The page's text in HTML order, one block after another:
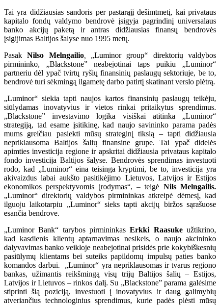
Tai yra didžiausias sandoris per pastarąjį dešimtmetį, kai privataus
kapitalo fondų valdymo bendrovė įsigyja pagrindinį universalaus
banko akcijų paketą ir antras didžiausias finansų bendrovės
įsigijimas Baltijos šalyse nuo 1995 metų.
Pasak Nilso Melngailio, „Luminor group“ direktorių valdybos
pirmininko, „Blackstone” neabejotinai taps puikiu „Luminor“
partneriu dėl ypač tvirtų ryšių finansinių paslaugų sektoriuje, be to,
bendrovė turi sėkmingą ilgametę darbo patirtį skatinant verslo plėtrą.
„Luminor“ siekia tapti naujos kartos finansinių paslaugų teikėju,
siūlydamas inovatyvius ir vietos rinkai pritaikytus sprendimus.
„Blackstone” investavimo logika visiškai atitinka „Luminor“
strategiją, tad esame įsitikinę, kad naujo savininko parama padės
mums greičiau pasiekti mūsų strateginį tikslą – tapti didžiausia
nepriklausoma Baltijos šalių finansine grupe. Tai ypač didelės
apimties investicija regione ir apskritai didžiausia privataus kapitalo
fondo investicija Baltijos šalyse. Bendrovės sprendimas investuoti
rodo, kad „Luminor“ eina teisinga kryptimi, be to, investicija yra
akivaizdus labai aukšto pasitikėjimo Lietuvos, Latvijos ir Estijos
ekonomikos perspektyvomis įrodymas“, – teigė Nils Melngailis.
„Luminor“ direktorių valdybos pirmininkas atkreipė dėmesį, kad
ilguoju laikotarpiu „Luminor“ sieks tapti akcijų biržos sąrašuose
esančia bendrove.
„Luminor Bank“ tarybos pirmininkasErkki Raasukeužtikrino,
kad kasdienis klientų aptarnavimas nesikeis, o naujo akcininko
dalyvavimas banko veikloje neabejotinai prisidės prie kokybiškesnių
pasiūlymų klientams bei suteiks papildomų impulsų paties banko
komandos darbui. „Luminor“ yra nepriklausomas ir tvarus regiono
bankas, užimantis reikšmingą visų trijų Baltijos šalių – Estijos,
Latvijos ir Lietuvos – rinkos dalį. Su „Blackstone” parama galėsime
stiprinti šią poziciją, investuoti į inovatyvius ir daug galimybių
atveriančius technologinius sprendimus, kurie padės plėsti mūsų